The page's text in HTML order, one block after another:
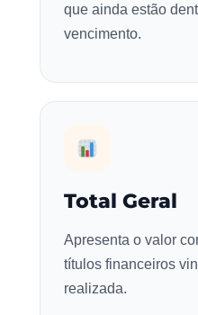
que ainda estão
vencimento.
Total Geral
Apresenta o valor
títulos financeiros
realizada.